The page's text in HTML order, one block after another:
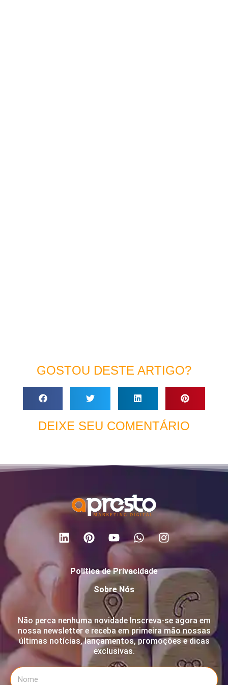
GOSTOU DESTE ARTIGO?
DEIXE SEU COMENTÁRIO
Política de Privacidade
Sobre Nós
Não perca nenhuma novidade Inscreva-se agora em
nossa newsletter e receba em primeira mão nossas
últimas notícias, lançamentos, promoções e dicas
exclusivas.